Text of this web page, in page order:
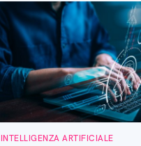
INTELLIGENZA ARTIFICIALE